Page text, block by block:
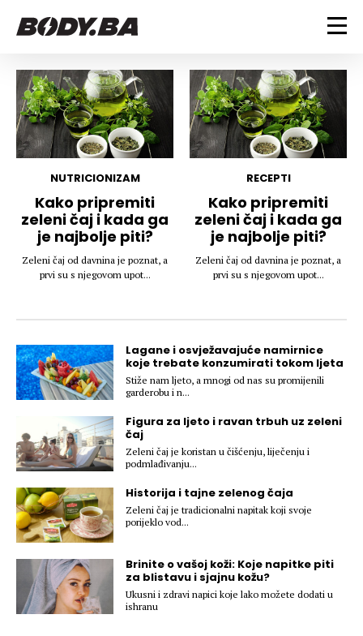
FITNESS
Vježbanje
Mršanje
Discipline
Indoor & Outdoor
BODYBUILDING
Trening i vježbe
Takmičarski bodybuilding
Savjeti
Ostalo
Dijete
Nutricionizam
Recepti
Suplementi
ZDRAVLJE
Um i tijelo
Povrede i bolesti
LIFESTYLE
Zdravlje
Hedonizam
MAGAZIN
Njega nje
Njega njega
Šminka
Tehnologija
KALORIJE
NUTRICIONIZAM
Kako pripremiti
zeleni čaj i kada ga
je najbolje piti?
Zeleni čaj od davnina je poznat, a
prvi su s njegovom upot...
RECEPTI
Kako pripremiti
zeleni čaj i kada ga
je najbolje piti?
Zeleni čaj od davnina je poznat, a
prvi su s njegovom upot...
Lagane i osvježavajuće namirnice
koje trebate konzumirati tokom ljeta
Stiže nam ljeto, a mnogi od nas su promijenili
garderobu i n...
Figura za ljeto i ravan trbuh uz zeleni
čaj
Zeleni čaj je koristan u čišćenju, liječenju i
podmlađivanju...
Historija i tajne zelenog čaja
Zeleni čaj je tradicionalni napitak koji svoje
porijeklo vod...
Brinite o vašoj koži: Koje napitke piti
za blistavu i sjajnu kožu?
Ukusni i zdravi napici koje lako možete dodati u
ishranu